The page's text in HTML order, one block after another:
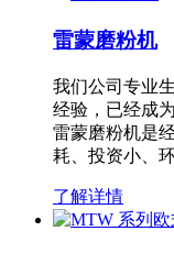
雷蒙磨粉机
我们公司专业
经验，已经成
雷蒙磨粉机是
耗、投资小、
了解详情